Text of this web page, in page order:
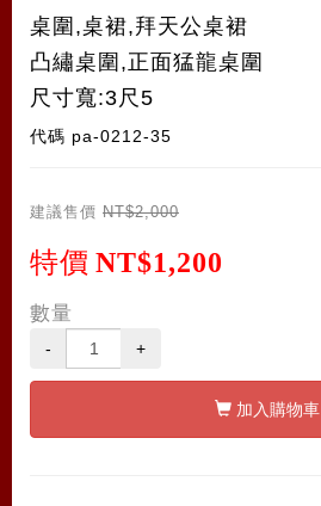
桌圍,桌裙,拜天公桌裙
凸繡桌圍,正面猛龍桌圍
尺寸寬:3尺5
代碼 pa-0212-35
建議售價 NT$2,000
特價 NT$1,200
數量
- +
加入購物車